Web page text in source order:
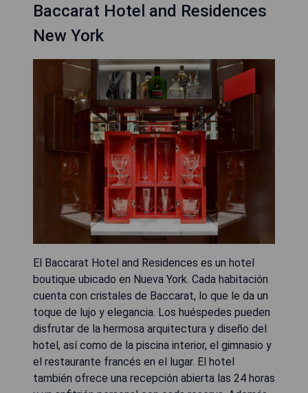
Baccarat Hotel and Residences
New York
El Baccarat Hotel and Residences es un hotel
boutique ubicado en Nueva York. Cada habitación
cuenta con cristales de Baccarat, lo que le da un
toque de lujo y elegancia. Los huéspedes pueden
disfrutar de la hermosa arquitectura y diseño del
hotel, así como de la piscina interior, el gimnasio y
el restaurante francés en el lugar. El hotel
también ofrece una recepción abierta las 24 horas